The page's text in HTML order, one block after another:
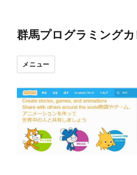
群馬プログラミング
メニュー